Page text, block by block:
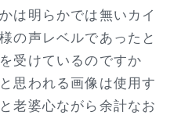
は明らかでは無いカイ
の声レベルであったと
受けているのですか
思われる画像は使用す
老婆心ながら余計なお